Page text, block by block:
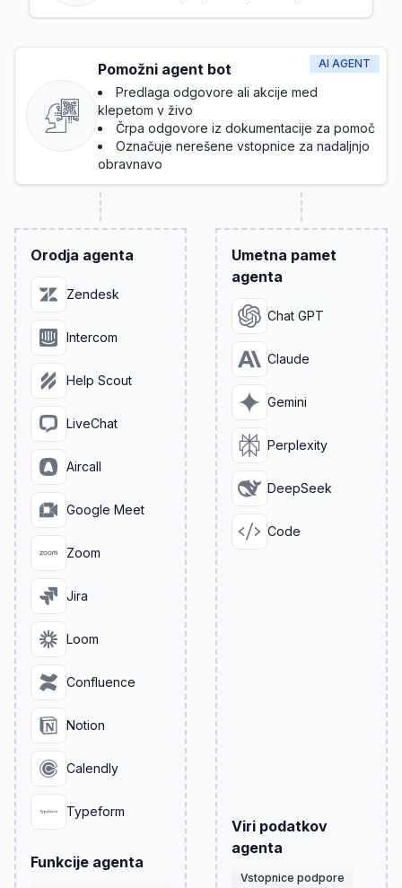
AI AGENT
Pomožni agent bot
Predlaga odgovore ali akcije med
klepetom v živo
Črpa odgovore iz dokumentacije za pomoč
Označuje nerešene vstopnice za nadaljnjo
obravnavo
Orodja agenta
Zendesk
Intercom
Help Scout
LiveChat
Aircall
Google Meet
Zoom
Jira
Loom
Confluence
Notion
Calendly
Typeform
Funkcije agenta
Umetna pamet
agenta
Chat GPT
Claude
Gemini
Perplexity
DeepSeek
Code
Viri podatkov
agenta
Vstopnice podpore